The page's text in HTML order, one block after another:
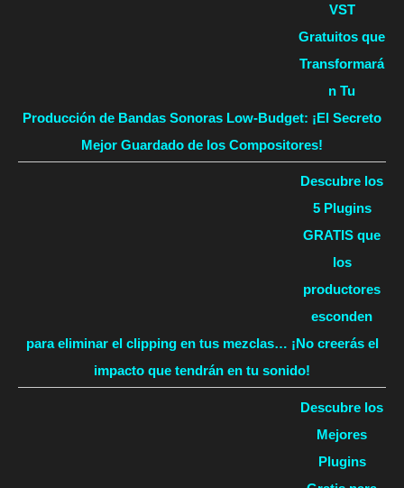
VST
Gratuitos que
Transformará
n Tu
Producción de Bandas Sonoras Low-Budget: ¡El Secreto
Mejor Guardado de los Compositores!
Descubre los
5 Plugins
GRATIS que
los
productores
esconden
para eliminar el clipping en tus mezclas… ¡No creerás el
impacto que tendrán en tu sonido!
Descubre los
Mejores
Plugins